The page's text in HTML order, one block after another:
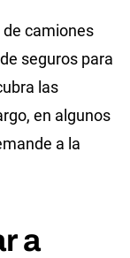
camiones
seguros para
las
en algunos
a la
a